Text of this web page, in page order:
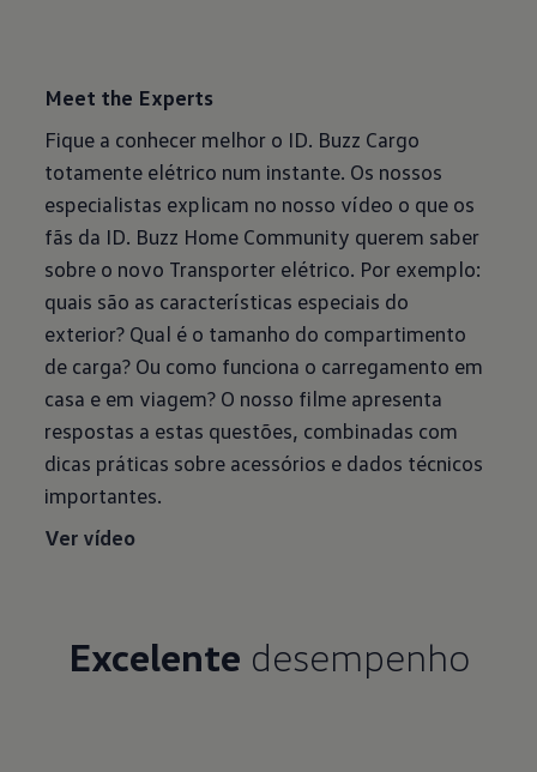
Meet the Experts
Fique a conhecer melhor o ID. Buzz Cargo
totamente elétrico num instante. Os nossos
especialistas explicam no nosso vídeo o que os
fãs da ID. Buzz Home Community querem saber
sobre o novo Transporter elétrico. Por exemplo:
quais são as características especiais do
exterior? Qual é o tamanho do compartimento
de carga? Ou como funciona o carregamento em
casa e em viagem? O nosso filme apresenta
respostas a estas questões, combinadas com
dicas práticas sobre acessórios e dados técnicos
importantes.
Ver vídeo
Excelente desempenho